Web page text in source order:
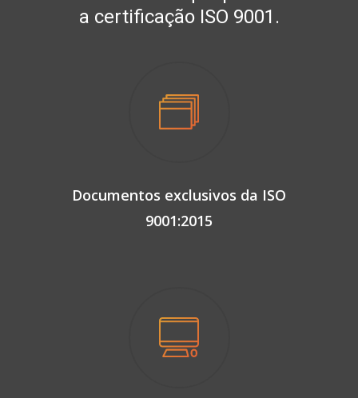
a certificação ISO 9001.
Documentos exclusivos da ISO
9001:2015